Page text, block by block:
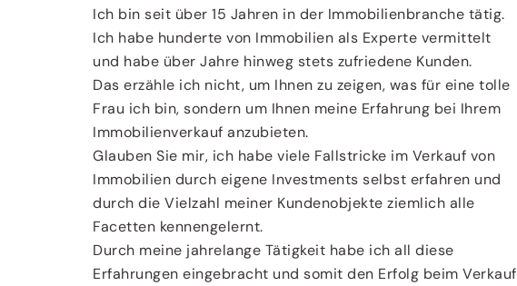
Ich bin seit über 15 Jahren in der Immobilienbranche tätig.
Ich habe hunderte von Immobilien als Experte vermittelt
und habe über Jahre hinweg stets zufriedene Kunden.
Das erzähle ich nicht, um Ihnen zu zeigen, was für eine tolle
Frau ich bin, sondern um Ihnen meine Erfahrung bei Ihrem
Immobilienverkauf anzubieten.
Glauben Sie mir, ich habe viele Fallstricke im Verkauf von
Immobilien durch eigene Investments selbst erfahren und
durch die Vielzahl meiner Kundenobjekte ziemlich alle
Facetten kennengelernt.
Durch meine jahrelange Tätigkeit habe ich all diese
Erfahrungen eingebracht und somit den Erfolg beim Verkauf